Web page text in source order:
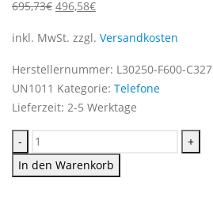
695,73€ Ursprünglicher
war:
496,58€Aktueller
ist:
496,58€.
inkl. MwSt. zzgl. Versandkosten
Herstellernummer: L30250-F600-C327
UN1011 Kategorie: Telefone
Lieferzeit: 2-5 Werktage
-
+
In den Warenkorb